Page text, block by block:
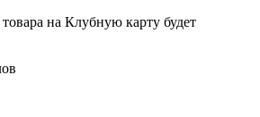
на Клубную карту будет